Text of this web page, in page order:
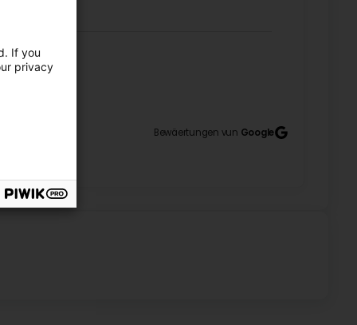
Bewäertungen vun Google
If you
privacy